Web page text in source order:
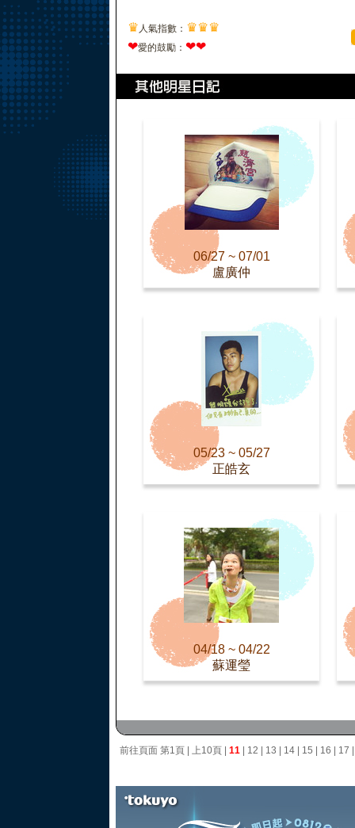
♛ 人氣指數： ♛♛♛
❤愛的鼓勵： ❤❤
06/27 ~ 07/01
盧廣仲
05/23 ~ 05/27
正皓玄
04/18 ~ 04/22
蘇運瑩
前往頁面 第1頁 上10頁 11 12 13 14 15 16 17